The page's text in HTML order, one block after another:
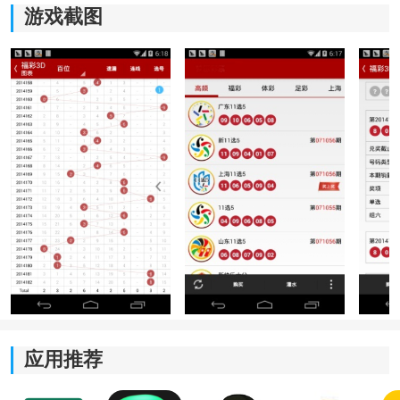
相关版本推荐：
福彩3d走势图最新-福彩3d和值走势图-福彩3d开机号-点
击进入
应用功能
1、平台整合了多种常见数字玩法资料，包括直选、组
三、组六以及胆码参考等不同内容分类，用户可以根据
自己的观察习惯进入对应模块查看，不需要反复搜索入
口。
2、内置的计划参考板块会结合历史数据变化，对近期号
码区间进行整理展示，用户能够通过连续记录查看不同
游戏截图
应用推荐